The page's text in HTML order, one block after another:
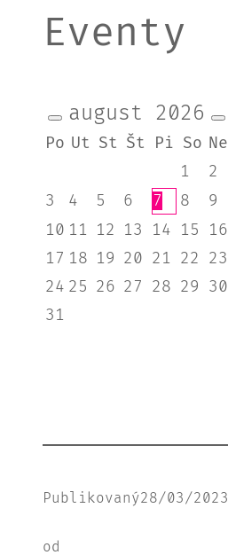
Eventy
august 2026
Po Ut St Št Pi So Ne
1
2
3
4 5 6 7 8
9
10 11 12 13 14 15
16
17 18 19 20 21 22
23
24 25 26 27 28 29
30
31
Publikovaný28/03/2023
od